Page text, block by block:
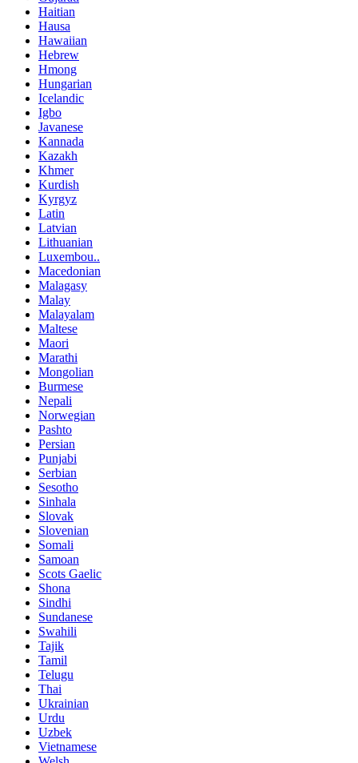
Haitian
Hausa
Hawaiian
Hebrew
Hmong
Hungarian
Icelandic
Igbo
Javanese
Kannada
Kazakh
Khmer
Kurdish
Kyrgyz
Latin
Latvian
Lithuanian
Luxembou..
Macedonian
Malagasy
Malay
Malayalam
Maltese
Maori
Marathi
Mongolian
Burmese
Nepali
Norwegian
Pashto
Persian
Punjabi
Serbian
Sesotho
Sinhala
Slovak
Slovenian
Somali
Samoan
Scots Gaelic
Shona
Sindhi
Sundanese
Swahili
Tajik
Tamil
Telugu
Thai
Ukrainian
Urdu
Uzbek
Vietnamese